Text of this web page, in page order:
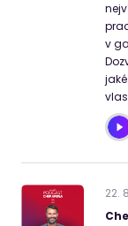
v
22. 8